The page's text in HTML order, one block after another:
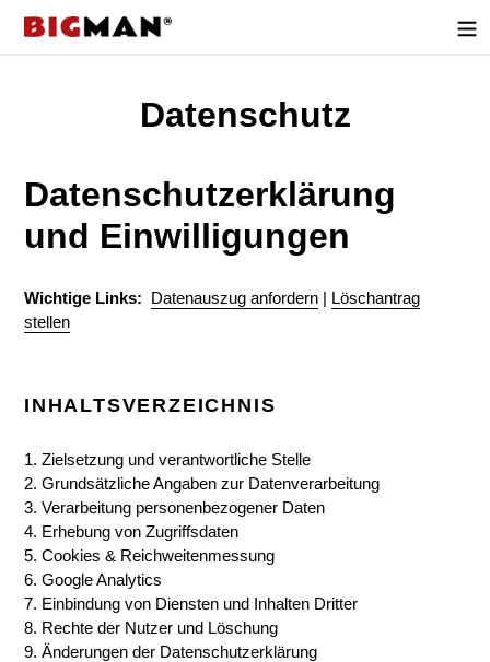
zum
Datenschutz
Datenschutzerklärung
und Einwilligungen
Wichtige Links: Datenauszug anfordern | Löschantrag
stellen
INHALTSVERZEICHNIS
1. Zielsetzung und verantwortliche Stelle
2. Grundsätzliche Angaben zur Datenverarbeitung
3. Verarbeitung personenbezogener Daten
4. Erhebung von Zugriffsdaten
5. Cookies & Reichweitenmessung
6. Google Analytics
7. Einbindung von Diensten und Inhalten Dritter
8. Rechte der Nutzer und Löschung
9. Änderungen der Datenschutzerklärung